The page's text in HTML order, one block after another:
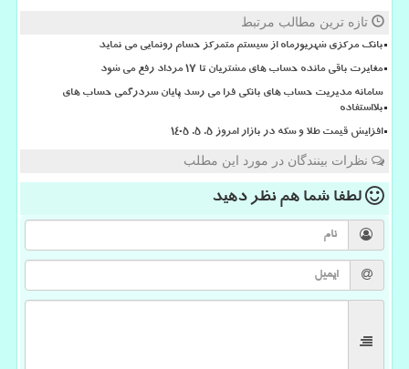
تازه ترین مطالب مرتبط
بانک مرکزی شهریورماه از سیستم متمرکز حسام رونمایی می نماید
مغایرت باقی مانده حساب های مشتریان تا 17 مرداد رفع می شود
سامانه مدیریت حساب های بانکی فرا می رسد پایان سردرگمی حساب های
بلااستفاده
افزایش قیمت طلا و سکه در بازار امروز ۵. ۵. ۱۴۰۵
نظرات بینندگان در مورد این مطلب
لطفا شما همنظر دهید